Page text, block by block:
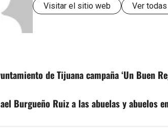
Visitar el sitio web Ver
de Tijuana campaña ‘Un Buen
Burgueño Ruiz a las abuelas y abuelos